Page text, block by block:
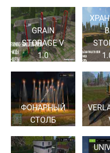
GRAIN
STORAGE V
1.0
ФОНАРНЫЙ
СТОЛБ